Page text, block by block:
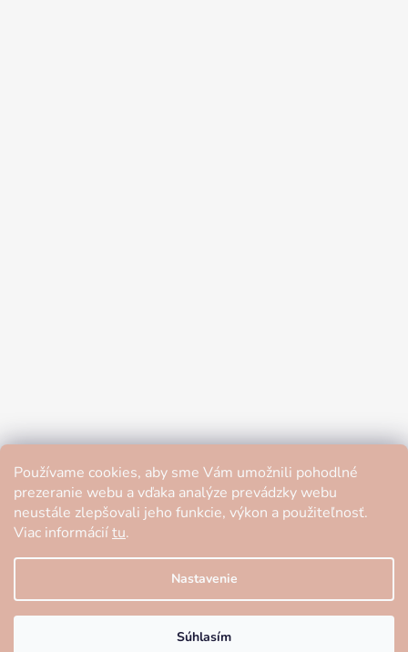
Používame cookies, aby sme Vám umožnili pohodlné
prezeranie webu a vďaka analýze prevádzky webu
neustále zlepšovali jeho funkcie, výkon a použiteľnosť.
Viac informáciítu.
Nastavenie
Súhlasím
Vytvoril Shoptet